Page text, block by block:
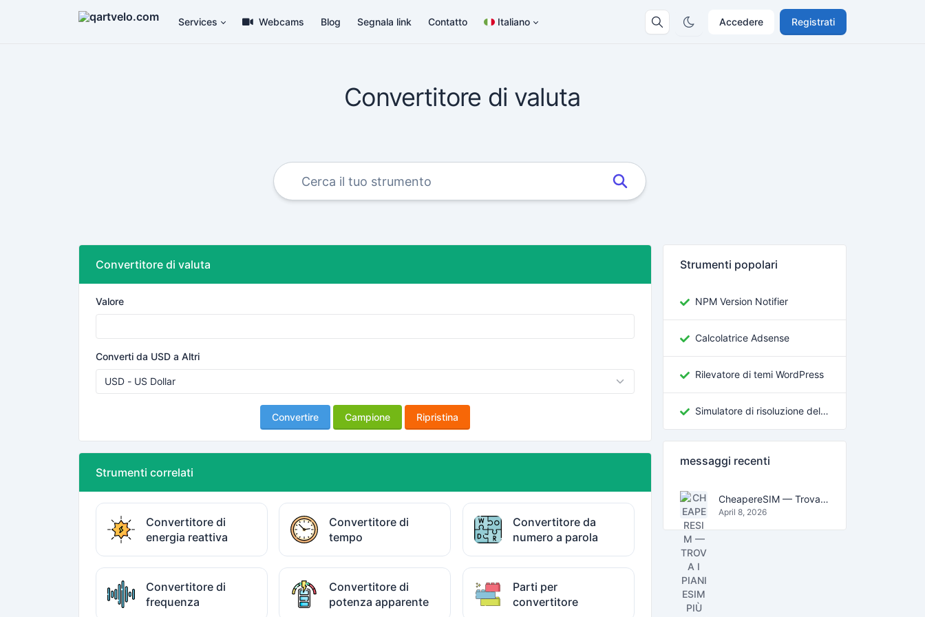
Accedere Registrati
Services Webcams Blog Segnala link Contatto Italiano
Convertitore di valuta
Convertitore di valuta
Valore
Converti da USD a Altri
Convertire Campione Ripristina
Strumenti correlati
Convertitore di
energia reattiva
Convertitore di
tempo
Convertitore da
numero a parola
Convertitore di
frequenza
Convertitore di
potenza apparente
Parti per
convertitore
Strumenti popolari
NPM Version Notifier
Calcolatrice Adsense
Rilevatore di temi WordPress
Simulatore di risoluzione dello schermo
messaggi recenti
CheapereSIM — Trova i piani eSIM più economici per viaggiare nel 2026
April 8, 2026